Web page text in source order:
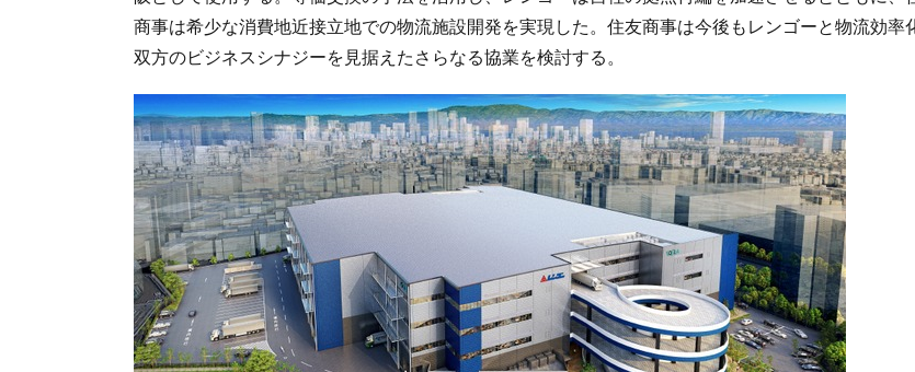
商事は希少な消費地近接立地での物流施設開発を実現した。住友商事は今後もレンゴーと物流効率
双方のビジネスシナジーを見据えたさらなる協業を検討する。